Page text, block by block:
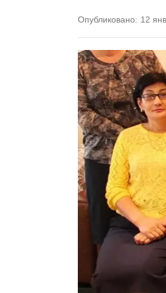
Опубликовано: 12